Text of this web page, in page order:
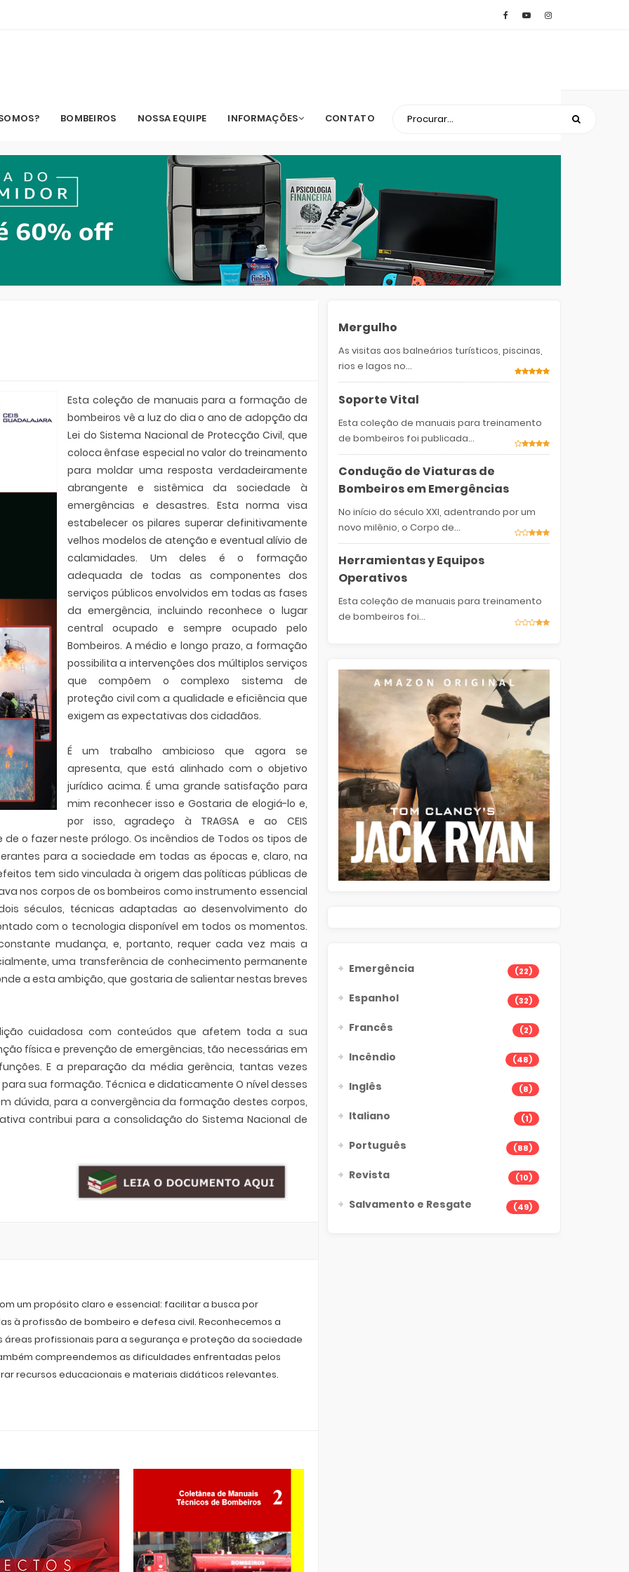
BOMBEIROS NOSSA EQUIPE INFORMAÇÕES CONTATO
Esta coleção de manuais para a formação de
bombeiros vê a luz do dia o ano de adopção da
Lei do Sistema Nacional de Protecção Civil, que
coloca ênfase especial no valor do treinamento
para moldar uma resposta verdadeiramente
abrangente e sistêmica da sociedade à
emergências e desastres. Esta norma visa
estabelecer os pilares superar definitivamente
velhos modelos de atenção e eventual alívio de
calamidades. Um deles é o formação
adequada de todas as componentes dos
serviços públicos envolvidos em todas as fases
da emergência, incluindo reconhece o lugar
central ocupado e sempre ocupado pelo
Bombeiros. A médio e longo prazo, a formação
possibilita a intervenções dos múltiplos serviços
que compõem o complexo sistema de
proteção civil com a qualidade e eficiência que
exigem as expectativas dos cidadãos.
É um trabalho ambicioso que agora se
apresenta, que está alinhado com o objetivo
jurídico acima. É uma grande satisfação para
mim reconhecer isso e Gostaria de elogiá-lo e,
por isso, agradeço à TRAGSA e ao CEIS
o fazer neste prólogo. Os incêndios de Todos os tipos de
para a sociedade em todas as épocas e, claro, na
tem sido vinculada à origem das políticas públicas de
nos corpos de os bombeiros como instrumento essencial
séculos, técnicas adaptadas ao desenvolvimento do
com o tecnologia disponível em todos os momentos.
mudança, e, portanto, requer cada vez mais a
uma transferência de conhecimento permanente
a esta ambição, que gostaria de salientar nestas breves
cuidadosa com conteúdos que afetem toda a sua
física e prevenção de emergências, tão necessárias em
E a preparação da média gerência, tantas vezes
sua formação. Técnica e didaticamente O nível desses
dúvida, para a convergência da formação destes corpos,
contribui para a consolidação do Sistema Nacional de
um propósito claro e essencial: facilitar a busca por
à profissão de bombeiro e defesa civil. Reconhecemos a
áreas profissionais para a segurança e proteção da sociedade
compreendemos as dificuldades enfrentadas pelos
recursos educacionais e materiais didáticos relevantes.
Mergulho
As visitas aos balneários turísticos, piscinas,
rios e lagos no...
Soporte Vital
Esta coleção de manuais para treinamento
de bombeiros foi publicada...
Condução de Viaturas de
Bombeiros em Emergências
No início do século XXI, adentrando por um
novo milênio, o Corpo de...
Herramientas y Equipos
Operativos
Esta coleção de manuais para treinamento
de bombeiros foi...
Emergência (22)
Espanhol (32)
Francês (2)
Incêndio (48)
Inglês (8)
Italiano (1)
Português (88)
Revista (10)
Salvamento e Resgate (49)